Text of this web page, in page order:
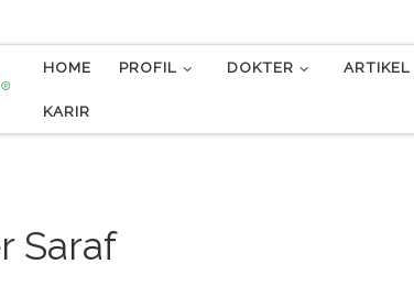
HOME PROFIL DOKTER
KARIR
Saraf